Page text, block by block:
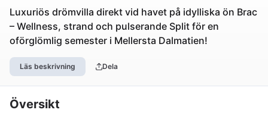
Luxuriös drömvilla direkt vid havet på idylliska ön Brac
– Wellness, strand och pulserande Split för en
oförglömlig semester i Mellersta Dalmatien!
Läs beskrivning Dela
Översikt